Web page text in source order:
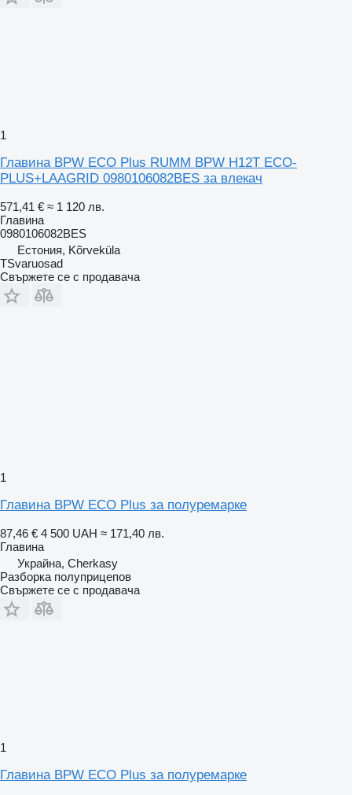
1
Главина BPW ECO Plus RUMM BPW H12T ECO-
PLUS+LAAGRID 0980106082BES за влекач
571,41 € ≈ 1 120 лв.
Главина
0980106082BES
Естония, Kõrveküla
TSvaruosad
Свържете се с продавача
1
Главина BPW ECO Plus за полуремарке
87,46 € 4 500 UAH ≈ 171,40 лв.
Главина
Украйна, Cherkasy
Разборка полуприцепов
Свържете се с продавача
1
Главина BPW ECO Plus за полуремарке